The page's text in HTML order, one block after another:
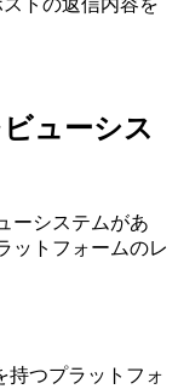
ストの返信内容を
ューシス
ーシステムがあ
ットフォームのレ
持つプラットフォ